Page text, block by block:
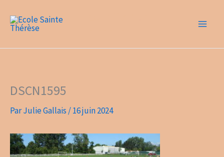
contenu
DSCN1595
ParJulie Gallais /16 juin 2024